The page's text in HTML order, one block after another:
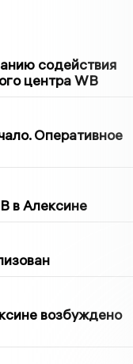
содействия
центра WB
Оперативное
в Алексине
возбуждено